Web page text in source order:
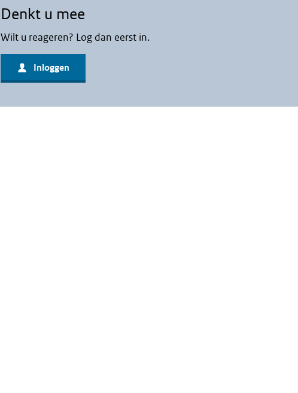
Denkt u mee
Wilt u reageren? Log dan eerst in.
Inloggen